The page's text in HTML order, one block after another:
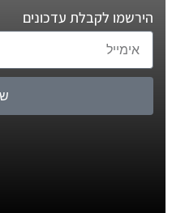
הירשמו לקבלת עדכונים